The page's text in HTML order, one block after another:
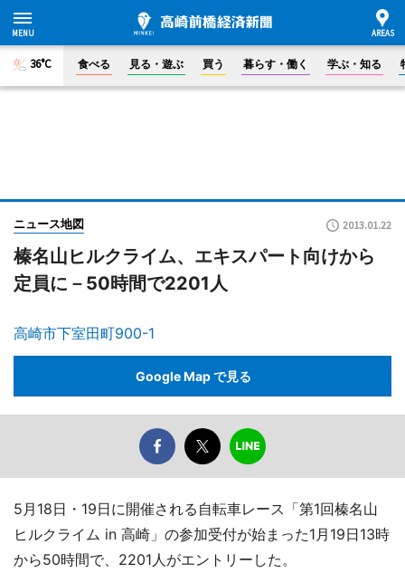
36°C 食べる 見る・遊ぶ 買う 暮らす・働く 学ぶ・知る
ニュース地図 2013.01.22
榛名山ヒルクライム、エキスパート向けから
定員に－50時間で2201人
高崎市下室田町900-1
Google Map で見る
5月18日・19日に開催される自転車レース「第1回榛名山
ヒルクライム in 高崎」の参加受付が始まった1月19日13時
から50時間で、2201人がエントリーした。